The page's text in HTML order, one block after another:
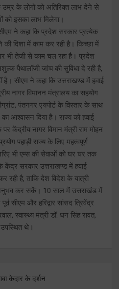
के लोगों को अतिरिक्त लाभ देने से
को इसका लाभ मिलेगा।
ने कहा कि प्रदेश सरकार प्रत्येक
दिशा में काम कर रही है। किच्छा में
तेजी से काम चल रहा है। प्रदेश
पैथालॉजी जांच की सुविधा दे रही है,
है। सीएम ने कहा कि उत्तराखण्ड में हवाई
नागर विमानन मंत्रालय का सहयोग
पंतनगर एयपोर्ट के विस्तार के साथ
आश्वासन दिया है। राज्य को हवाई
केंद्रीय नागर विमान मंत्री राम मोहन
पहाड़ी राज्य के लिए महत्वपूर्ण
भी एम्स की सेवाओं को घर घर तक
केंद्र सरकार उत्तराखण्ड में हवाई
रही है, ताकि देश विदेश के यात्री
कर सकें। 10 साल में उत्तराखंड में
सीएम और हरिद्वार सांसद त्रिवेंद्र
स्वास्थ्य मंत्री डॉ. धन सिंह रावत,
उपस्थित थे।
केदार के दर्शन